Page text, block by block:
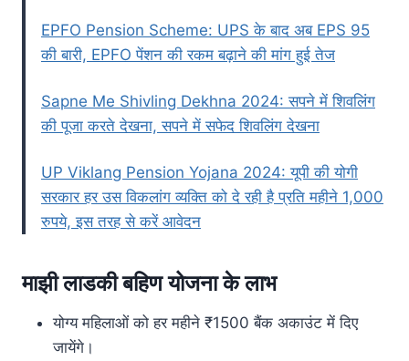
EPFO Pension Scheme: UPS के बाद अब EPS 95
की बारी, EPFO पेंशन की रकम बढ़ाने की मांग हुई तेज
Sapne Me Shivling Dekhna 2024: सपने में शिवलिंग
की पूजा करते देखना, सपने में सफेद शिवलिंग देखना
UP Viklang Pension Yojana 2024: यूपी की योगी
सरकार हर उस विकलांग व्यक्ति को दे रही है प्रति महीने 1,000
रुपये, इस तरह से करें आवेदन
माझी लाडकी बहिण योजना के लाभ
योग्य महिलाओं को हर महीने ₹1500 बैंक अकाउंट में दिए
जायेंगे।